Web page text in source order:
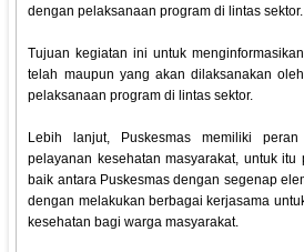
dengan pelaksanaan program di lintas sektor.
Tujuan kegiatan ini untuk
telah maupun yang akan dilaksanakan
pelaksanaan program di lintas sektor.
Lebih lanjut, Puskesmas memiliki
pelayanan kesehatan masyarakat, untuk
baik antara Puskesmas dengan segenap
dengan melakukan berbagai kerjasama
kesehatan bagi warga masyarakat.